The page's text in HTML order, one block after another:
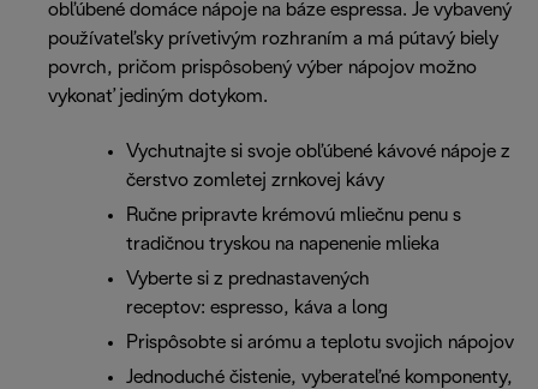
obľúbené domáce nápoje na báze espressa. Je vybavený
používateľsky prívetivým rozhraním a má pútavý biely
povrch, pričom prispôsobený výber nápojov možno
vykonať jediným dotykom.
Vychutnajte si svoje obľúbené kávové nápoje z
čerstvo zomletej zrnkovej kávy
Ručne pripravte krémovú mliečnu penu s
tradičnou tryskou na napenenie mlieka
Vyberte si z prednastavených
receptov: espresso, káva a long
Prispôsobte si arómu a teplotu svojich nápojov
Jednoduché čistenie, vyberateľné komponenty,